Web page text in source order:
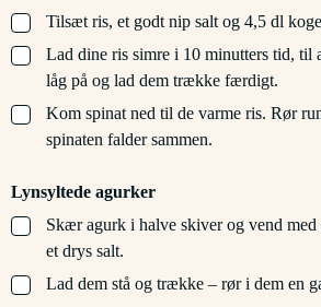
▢
Tilsæt ris, et godt nip salt og 4,5 dl
▢
Lad dine ris simre i 10 minutters tid,
låg på og lad dem trække færdigt.
▢
Kom spinat ned til de varme ris. Rør
spinaten falder sammen.
Lynsyltede agurker
▢
Skær agurk i halve skiver og vend
et drys salt.
▢
Lad dem stå og trække – rør i dem en